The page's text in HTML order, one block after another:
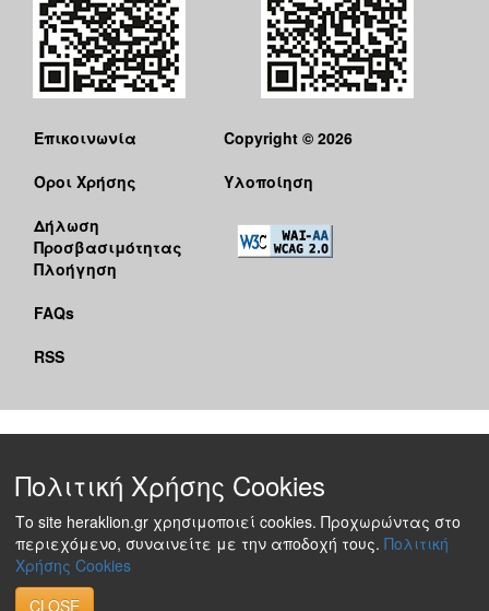
Επικοινωνία
Όροι Χρήσης
Δήλωση
Προσβασιμότητας
Πλοήγηση
FAQs
RSS
Copyright © 2026
Υλοποίηση
Πολιτική Χρήσης Cookies
Το site heraklion.gr χρησιμοποιεί cookies. Προχωρώντας στο
περιεχόμενο, συναινείτε με την αποδοχή τους. Πολιτική
Χρήσης Cookies
CLOSE